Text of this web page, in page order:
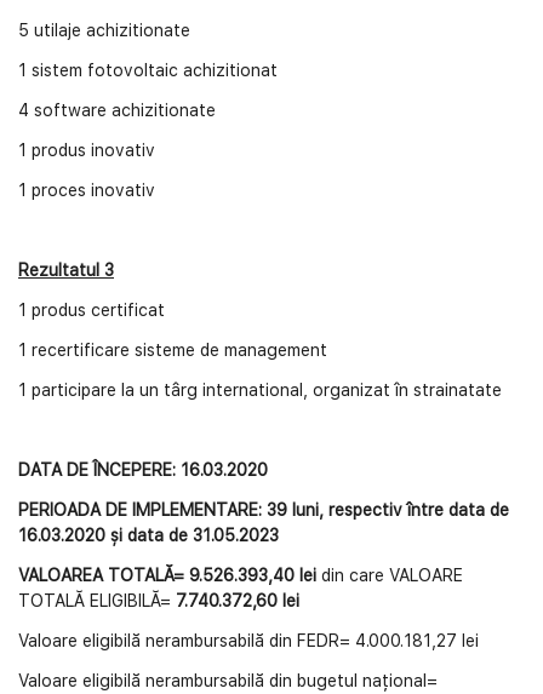
5 utilaje achizitionate
1 sistem fotovoltaic achizitionat
4 software achizitionate
1 produs inovativ
1 proces inovativ
Rezultatul 3
1 produs certificat
1 recertificare sisteme de management
1 participare la un târg international, organizat în strainatate
DATA DE ÎNCEPERE: 16.03.2020
PERIOADA DE IMPLEMENTARE: 39 luni, respectiv între data de
16.03.2020 și data de 31.05.2023
VALOAREA TOTALĂ= 9.526.393,40 lei din care VALOARE
TOTALĂ ELIGIBILĂ= 7.740.372,60 lei
Valoare eligibilă nerambursabilă din FEDR= 4.000.181,27 lei
Valoare eligibilă nerambursabilă din bugetul național=